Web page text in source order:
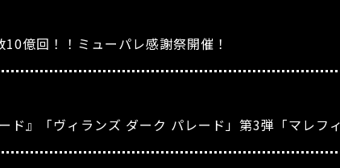
億回！！ミューパレ感謝祭開催！
ド』「ヴィランズ ダーク パレード」第3弾「マレフ